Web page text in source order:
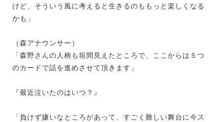
けど、そういう風に考えると生きるのももっと楽しくなる
かも」
（森アナウンサー）
「森野さんの人柄も垣間見えたところで、ここからは５つ
のカードで話を進めさせて頂きます」
『最近泣いたのはいつ？』
「負けず嫌いなところがあって、すごく難しい舞台に今ス